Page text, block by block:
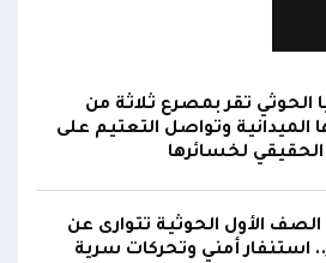
استكمال الإجراءات لإحالته إلى
يوقع برنامجاً لإعادة تأهيل
11 منشأة صحية في لحج والضالع
أكثر من 112 ألف شخص
سعودية خلال 24 ساعة بصاروخ باليستي في خليج
الحوثي تقر بمصرع ثلاثة من
الميدانية وتواصل التعتيم على
لخسائرها
الصف الأول الحوثية تتوارى عن
استنفار أمني وتحركات سرية